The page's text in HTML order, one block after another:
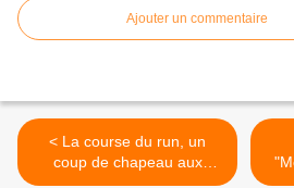
Ajouter un commentaire
< La course du run, un
coup de chapeau aux
locaux